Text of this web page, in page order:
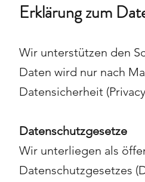
Erklärung zum
Wir unterstützen den
Daten wird nur nach
Datensicherheit
Datenschutzgesetze
Wir unterliegen als
Datenschutzgesetzes